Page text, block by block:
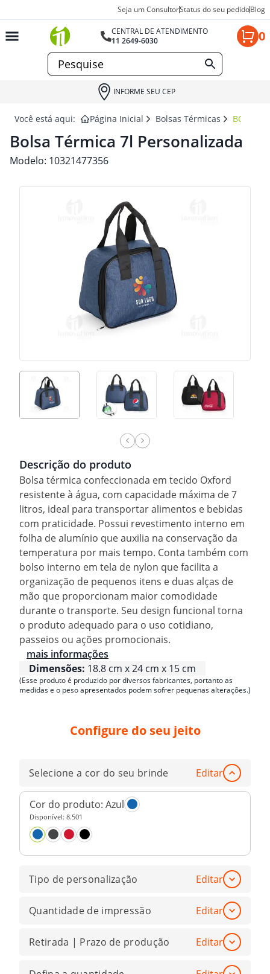
Seja um ConsultorStatus do seu pedidoBlog
CENTRAL DE ATENDIMENTO
11 2649-6030
0
INFORME SEU CEP
Você está aqui: Página Inicial Bolsas Térmicas BOLSA
Bolsa Térmica 7l Personalizada
Modelo: 10321477356
Descrição do produto
Bolsa térmica confeccionada em tecido Oxford
resistente à água, com capacidade máxima de 7
litros, ideal para transportar alimentos e bebidas
com praticidade. Possui revestimento interno em
folha de alumínio que auxilia na conservação da
temperatura por mais tempo. Conta também com
bolso interno em tela de nylon que facilita a
organização de pequenos itens e duas alças de
mão que proporcionam maior comodidade
durante o transporte. Seu design funcional torna
o produto adequado para o uso cotidiano,
passeios ou ações promocionais.
mais informações
Dimensões: 18.8 cm x 24 cm x 15 cm
(Esse produto é produzido por diversos fabricantes, portanto as
medidas e o peso apresentados podem sofrer pequenas alterações.)
Configure do seu jeito
Selecione a cor do seu brinde Editar
Cor do produto: Azul
Disponível: 8.501
Tipo de personalização Editar
Quantidade de impressão Editar
Retirada | Prazo de produção Editar